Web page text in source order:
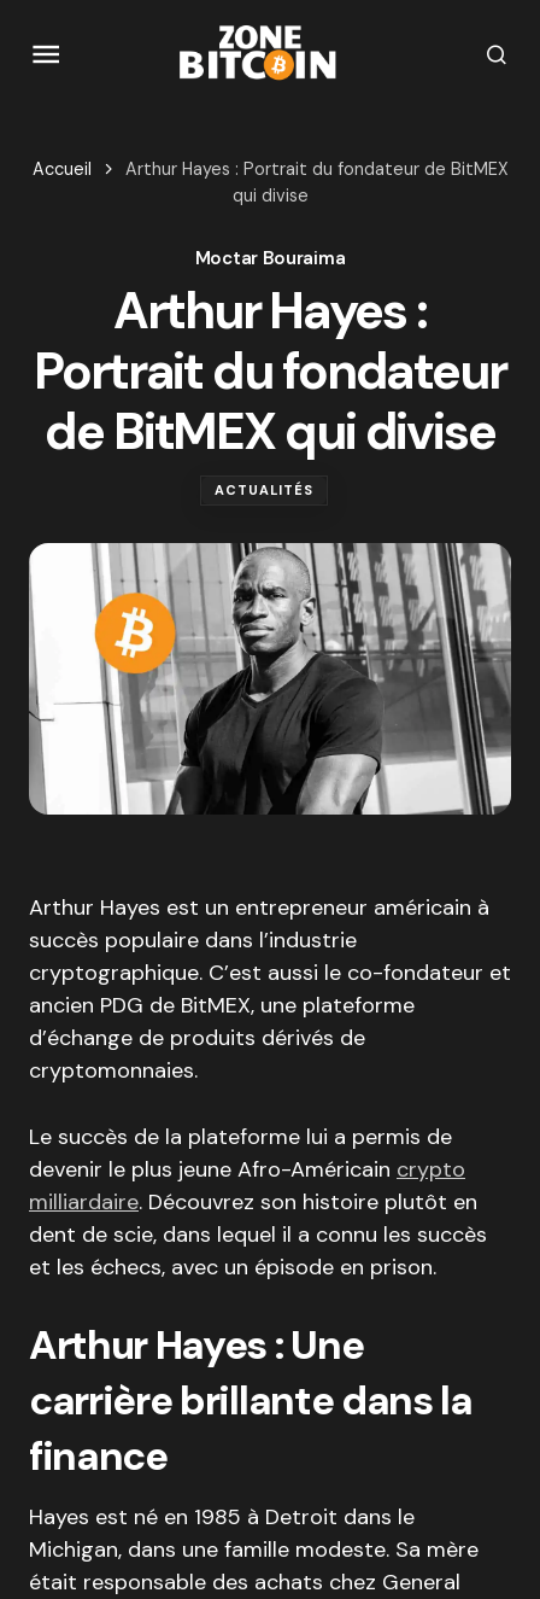
Accueil
Arthur Hayes : Portrait du fondateur de BitMEX
qui divise
Moctar Bouraima
Arthur Hayes :
Portrait du fondateur
de BitMEX qui divise
ACTUALITÉS
Arthur Hayes est un entrepreneur américain à
succès populaire dans l’industrie
cryptographique. C’est aussi le co-fondateur et
ancien PDG de BitMEX, une plateforme
d’échange de produits dérivés de
cryptomonnaies.
Le succès de la plateforme lui a permis de
devenir le plus jeune Afro-Américain crypto
milliardaire. Découvrez son histoire plutôt en
dent de scie, dans lequel il a connu les succès
et les échecs, avec un épisode en prison.
Arthur Hayes : Une
carrière brillante dans la
finance
Hayes est né en 1985 à Detroit dans le
Michigan, dans une famille modeste. Sa mère
était responsable des achats chez General